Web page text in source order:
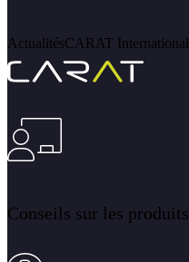
ActualitésCARAT International
Conseils sur les produits